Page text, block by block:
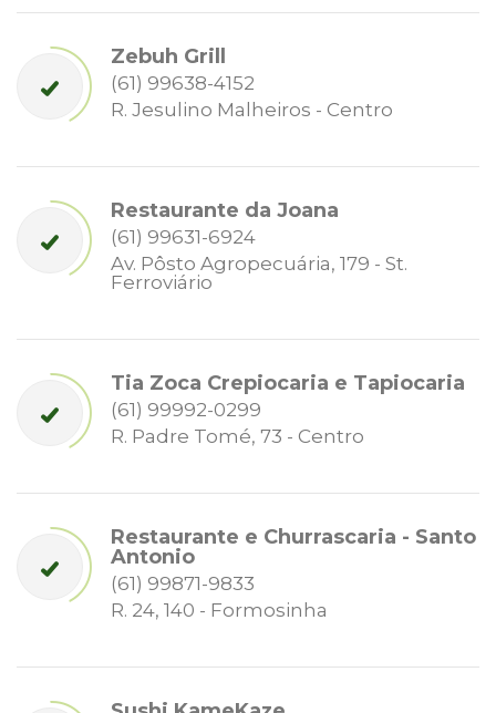
Zebuh Grill
(61) 99638-4152
R. Jesulino Malheiros - Centro
Restaurante da Joana
(61) 99631-6924
Av. Pôsto Agropecuária, 179 - St.
Ferroviário
Tia Zoca Crepiocaria e Tapiocaria
(61) 99992-0299
R. Padre Tomé, 73 - Centro
Restaurante e Churrascaria - Santo
Antonio
(61) 99871-9833
R. 24, 140 - Formosinha